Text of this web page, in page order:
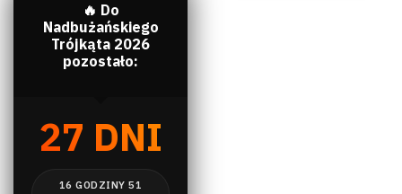
🔥 Do
Nadbużańskiego
Trójkąta 2026
pozostało:
27 DNI